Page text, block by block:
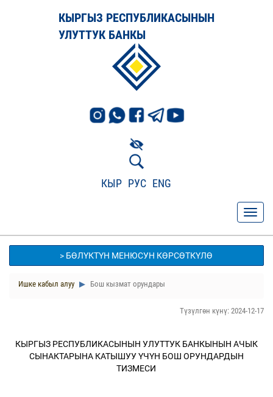
КЫРГЫЗ РЕСПУБЛИКАСЫНЫН
УЛУТТУК БАНКЫ
КЫР РУС ENG
> БӨЛҮКТҮН МЕНЮСУН КӨРСӨТКҮЛӨ
Ишке кабыл алуу Бош кызмат орундары
Түзүлгөн күнү: 2024-12-17
КЫРГЫЗ РЕСПУБЛИКАСЫНЫН УЛУТТУК БАНКЫНЫН АЧЫК
СЫНАКТАРЫНА КАТЫШУУ ҮЧҮН БОШ ОРУНДАРДЫН
ТИЗМЕСИ